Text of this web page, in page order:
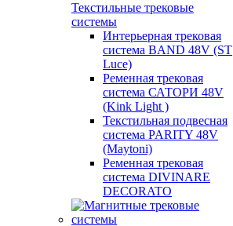
Текстильные трековые
системы
Интерьерная трековая
система BAND 48V (ST
Luce)
Ременная трековая
система САТОРИ 48V
(Kink Light )
Текстильная подвесная
система PARITY 48V
(Maytoni)
Ременная трековая
система DIVINARE
DECORATO